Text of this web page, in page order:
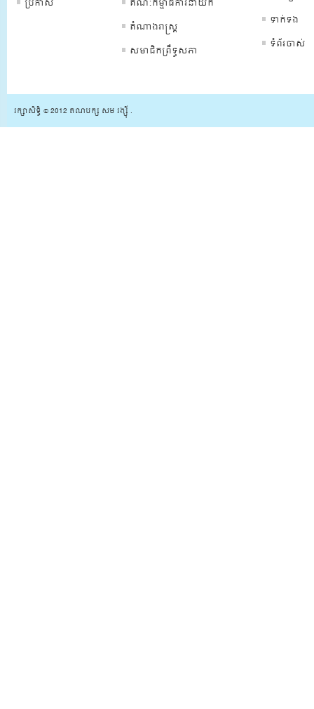
ប្រកាស
គណៈកម្មាធិការនាយក
តំណាងរាស្រ្ត
សមាជិកព្រឺទ្ធសភា
ទាក់ទង
ទំព័រចាស់
រក្សាសិទ្ធិ © 2012 គណបក្ស សម រង្ស៊ី .